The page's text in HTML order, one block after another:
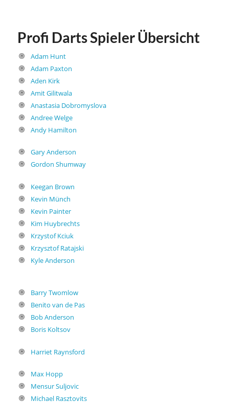
Profi Darts Spieler Übersicht
Adam Hunt
Adam Paxton
Aden Kirk
Amit Gilitwala
Anastasia Dobromyslova
Andree Welge
Andy Hamilton
Gary Anderson
Gordon Shumway
Keegan Brown
Kevin Münch
Kevin Painter
Kim Huybrechts
Krzystof Kciuk
Krzysztof Ratajski
Kyle Anderson
Barry Twomlow
Benito van de Pas
Bob Anderson
Boris Koltsov
Harriet Raynsford
Max Hopp
Mensur Suljovic
Michael Rasztovits